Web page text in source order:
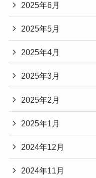
2025年6月
2025年5月
2025年4月
2025年3月
2025年2月
2025年1月
2024年12月
2024年11月